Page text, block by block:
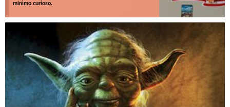
mínimo curioso.